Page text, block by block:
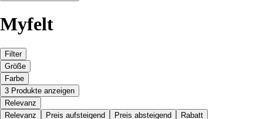
Myfelt
Filter
Größe
Farbe
3 Produkte anzeigen
Relevanz
Relevanz
Preis aufsteigend Preis absteigend Rabatt